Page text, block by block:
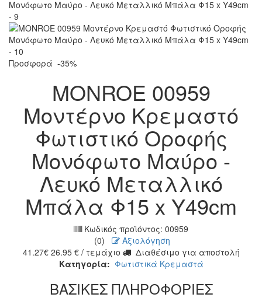
Προσφορά -35%
MONROE 00959
Μοντέρνο Κρεμαστό
Φωτιστικό Οροφής
Μονόφωτο Μαύρο -
Λευκό Μεταλλικό
Μπάλα Φ15 x Υ49cm
Κωδικός προϊόντος: 00959
(0)
Αξιολόγηση
41.27€ 26.95 € / τεμάχιο
Διαθέσιμο για αποστολή
Κατηγορία: Φωτιστικά Κρεμαστά
ΒΑΣΙΚΕΣ ΠΛΗΡΟΦΟΡΙΕΣ